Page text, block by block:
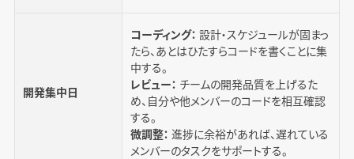
開発集中日
コーディング： 設計・スケジュールが固まっ
たら、あとはひたすらコードを書くことに集
中する。
レビュー： チームの開発品質を上げるた
め、自分や他メンバーのコードを相互確認
する。
微調整： 進捗に余裕があれば、遅れている
メンバーのタスクをサポートする。